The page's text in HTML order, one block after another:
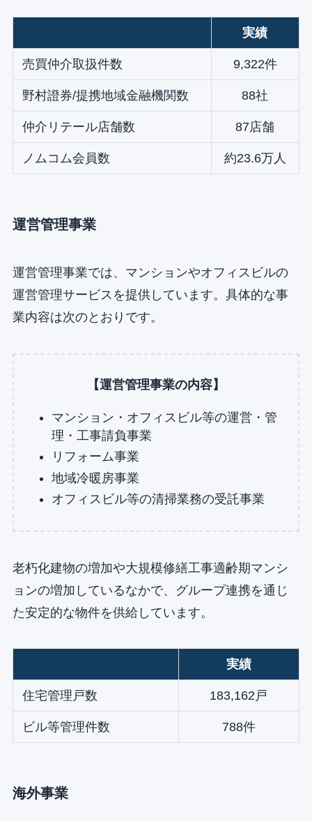
実績
売買仲介取扱件数 9,322件
野村證券/提携地域金融機関数 88社
仲介リテール店舗数 87店舗
ノムコム会員数 約23.6万人
運営管理事業
運営管理事業では、マンションやオフィスビルの
運営管理サービスを提供しています。具体的な事
業内容は次のとおりです。
【運営管理事業の内容】
マンション・オフィスビル等の運営・管
理・工事請負事業
リフォーム事業
地域冷暖房事業
オフィスビル等の清掃業務の受託事業
老朽化建物の増加や大規模修繕工事適齢期マンシ
ョンの増加しているなかで、グループ連携を通じ
た安定的な物件を供給しています。
実績
住宅管理戸数 183,162戸
ビル等管理件数 788件
海外事業